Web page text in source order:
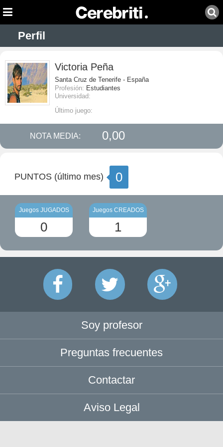
Perfil
Victoria Peña
Santa Cruz de Tenerife - España
Profesión: Estudiantes
Universidad:
Último juego:
NOTA MEDIA: 0,00
PUNTOS (último mes) 0
Juegos JUGADOS
0
Juegos CREADOS
1
Soy profesor
Preguntas frecuentes
Contactar
Aviso Legal